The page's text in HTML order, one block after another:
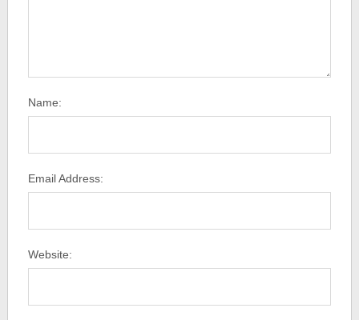
Name:
Email Address:
Website: